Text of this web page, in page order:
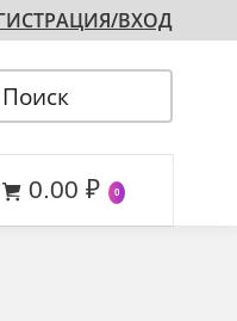
ВХОД
0.00 ₽ 0